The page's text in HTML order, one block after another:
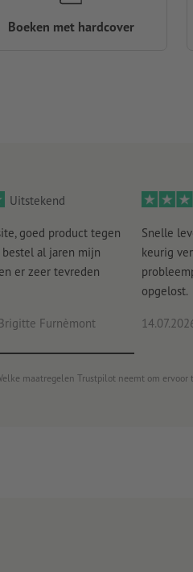
Uitstekend
goed product tegen
al jaren mijn
er zeer tevreden
Furnèmont
Snelle
keurig
opgelost.
maatregelen Trustpilot neemt om
Boeken met hardcover